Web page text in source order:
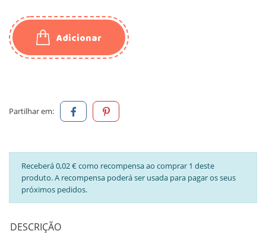
Adicionar
Partilhar em:
Receberá 0,02 € como recompensa ao comprar 1 deste
produto. A recompensa poderá ser usada para pagar os seus
próximos pedidos.
DESCRIÇÃO